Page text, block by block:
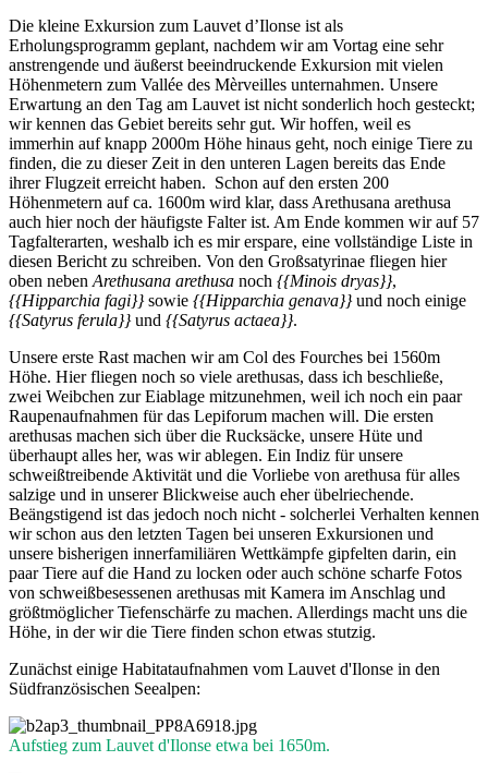
Die kleine Exkursion zum Lauvet d’Ilonse ist als
Erholungsprogramm geplant, nachdem wir am Vortag eine sehr
anstrengende und äußerst beeindruckende Exkursion mit vielen
Höhenmetern zum Vallée des Mèrveilles unternahmen. Unsere
Erwartung an den Tag am Lauvet ist nicht sonderlich hoch gesteckt;
wir kennen das Gebiet bereits sehr gut. Wir hoffen, weil es
immerhin auf knapp 2000m Höhe hinaus geht, noch einige Tiere zu
finden, die zu dieser Zeit in den unteren Lagen bereits das Ende
ihrer Flugzeit erreicht haben. Schon auf den ersten 200
Höhenmetern auf ca. 1600m wird klar, dass Arethusana arethusa
auch hier noch der häufigste Falter ist. Am Ende kommen wir auf 57
Tagfalterarten, weshalb ich es mir erspare, eine vollständige Liste in
diesen Bericht zu schreiben. Von den Großsatyrinae fliegen hier
oben neben Arethusana arethusa noch {{Minois dryas}},
{{Hipparchia fagi}}sowie {{Hipparchia genava}}und noch einige
{{Satyrus ferula}}und {{Satyrus actaea}}.
Unsere erste Rast machen wir am Col des Fourches bei 1560m
Höhe. Hier fliegen noch so viele arethusas, dass ich beschließe,
zwei Weibchen zur Eiablage mitzunehmen, weil ich noch ein paar
Raupenaufnahmen für das Lepiforum machen will. Die ersten
arethusas machen sich über die Rucksäcke, unsere Hüte und
überhaupt alles her, was wir ablegen. Ein Indiz für unsere
schweißtreibende Aktivität und die Vorliebe von arethusa für alles
salzige und in unserer Blickweise auch eher übelriechende.
Beängstigend ist das jedoch noch nicht - solcherlei Verhalten kennen
wir schon aus den letzten Tagen bei unseren Exkursionen und
unsere bisherigen innerfamiliären Wettkämpfe gipfelten darin, ein
paar Tiere auf die Hand zu locken oder auch schöne scharfe Fotos
von schweißbesessenen arethusas mit Kamera im Anschlag und
größtmöglicher Tiefenschärfe zu machen. Allerdings macht uns die
Höhe, in der wir die Tiere finden schon etwas stutzig.
Zunächst einige Habitataufnahmen vom Lauvet d'Ilonse in den
Südfranzösischen Seealpen:
Aufstieg zum Lauvet d'Ilonse etwa bei 1650m.